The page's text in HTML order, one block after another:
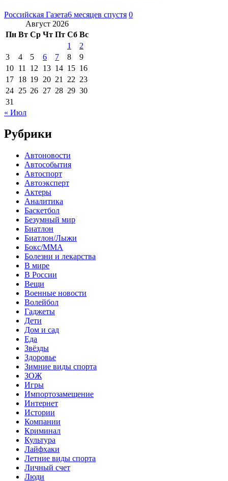
Российская Газета6 месяцев спустя 0
Август 2026
Пн Вт Ср Чт Пт Сб Вс
1
2
3
4 5 6 7 8
9
10 11 12 13 14 15 16
17 18 19 20 21 22 23
24 25 26 27 28 29 30
31
« Июл
Рубрики
Автоновости
Автособытия
Автоспорт
Автоэксперт
Актеры
Аналитика
Баскетбол
Безумный мир
Биатлон
Биатлон/Лыжи
Бокс/MMA
Болезни и лекарства
В мире
В России
Вещи
Военные новости
Волейбол
Гаджеты
Дети
Дом и сад
Еда
Звёзды
Здоровье
Зимние виды спорта
ЗОЖ
Игры
Импортозамещение
Интернет
Истории
Компании
Криминал
Культура
Лайфхаки
Летние виды спорта
Личный счет
Люди